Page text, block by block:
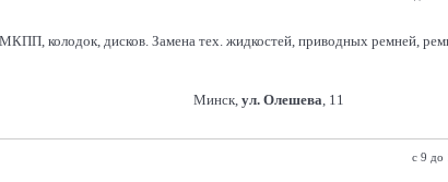
МКПП, колодок, дисков. Замена тех. жидкостей, приводных ремней,
Минск, ул. Олешева, 11
с 9 до